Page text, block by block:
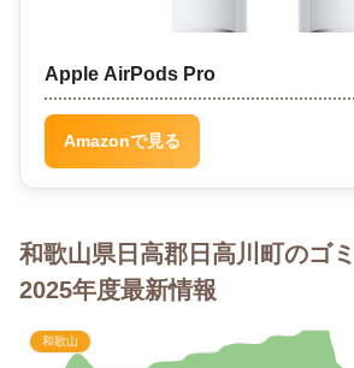
Apple AirPods Pro
Amazonで見る
和歌山県日高郡日高川町のゴミ
2025年度最新情報
和歌山